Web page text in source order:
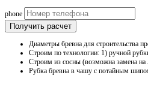
phone
Получить расчет
Диаметры бревна для строительства
Строим по технологии: 1) ручной
Строим из сосны (возможна замена на
Рубка бревна в чашу с потайным